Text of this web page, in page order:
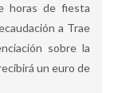
horas de fiesta
a Trae
sobre la
un euro de